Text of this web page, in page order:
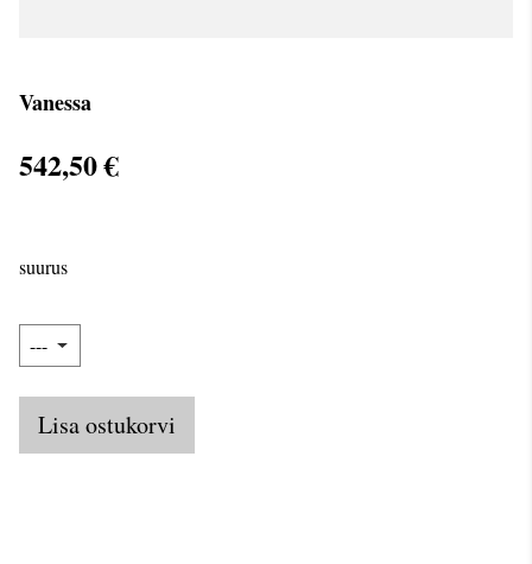
Vanessa
542,50 €
suurus
Lisa ostukorvi